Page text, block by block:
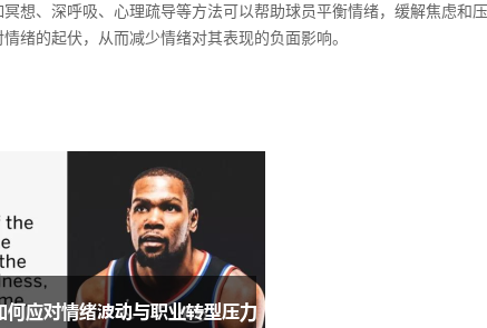
想、深呼吸、心理疏导等方法可以帮助球员平衡情绪，缓解焦虑和
绪的起伏，从而减少情绪对其表现的负面影响。